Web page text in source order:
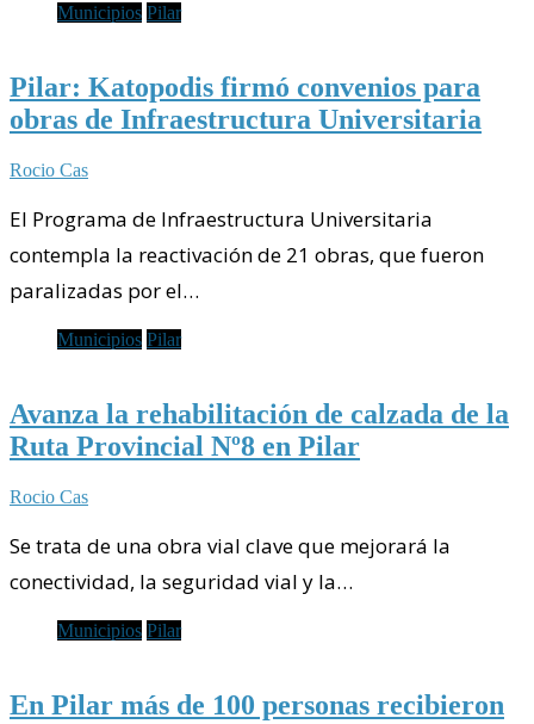
Municipios Pilar
Pilar: Katopodis firmó convenios para
obras de Infraestructura Universitaria
Rocio Cas
El Programa de Infraestructura Universitaria
contempla la reactivación de 21 obras, que fueron
paralizadas por el…
Municipios Pilar
Avanza la rehabilitación de calzada de la
Ruta Provincial Nº8 en Pilar
Rocio Cas
Se trata de una obra vial clave que mejorará la
conectividad, la seguridad vial y la…
Municipios Pilar
En Pilar más de 100 personas recibieron